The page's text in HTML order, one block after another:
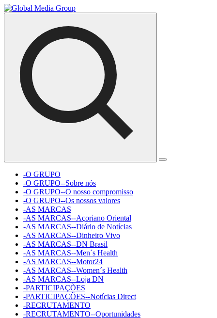
-O GRUPO
-O GRUPO--Sobre nós
-O GRUPO--O nosso compromisso
-O GRUPO--Os nossos valores
-AS MARCAS
-AS MARCAS--Açoriano Oriental
-AS MARCAS--Diário de Notícias
-AS MARCAS--Dinheiro Vivo
-AS MARCAS--DN Brasil
-AS MARCAS--Men´s Health
-AS MARCAS--Motor24
-AS MARCAS--Women´s Health
-AS MARCAS--Loja DN
-PARTICIPAÇÕES
-PARTICIPAÇÕES--Notícias Direct
-RECRUTAMENTO
-RECRUTAMENTO--Oportunidades